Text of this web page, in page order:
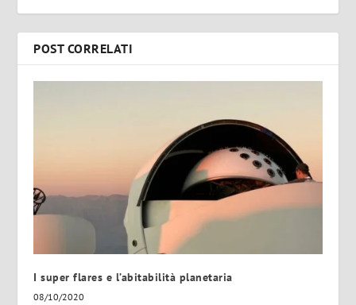
POST CORRELATI
I super flares e l’abitabilità planetaria
08/10/2020